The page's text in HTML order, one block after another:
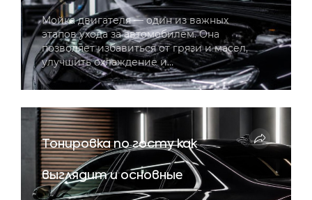
Мойка двигателя — один из важных
этапов ухода за автомобилем. Она
позволяет избавиться от грязи и масел,
улучшить охлаждение и…
Тонировка по госту как
выглядит и основные